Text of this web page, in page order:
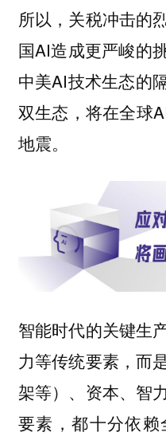
所以，关税冲击的
国AI造成更严峻的
中美AI技术生态的
双生态，将在全球
地震。
智能时代的关键生
力等传统要素，而
架等）、资本、智
要素，都十分依